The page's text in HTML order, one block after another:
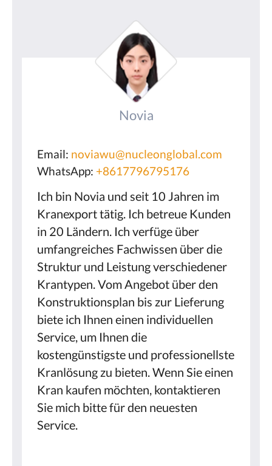
Novia
Email: noviawu@nucleonglobal.com
WhatsApp: +8617796795176
Ich bin Novia und seit 10 Jahren im
Kranexport tätig. Ich betreue Kunden
in 20 Ländern. Ich verfüge über
umfangreiches Fachwissen über die
Struktur und Leistung verschiedener
Krantypen. Vom Angebot über den
Konstruktionsplan bis zur Lieferung
biete ich Ihnen einen individuellen
Service, um Ihnen die
kostengünstigste und professionellste
Kranlösung zu bieten. Wenn Sie einen
Kran kaufen möchten, kontaktieren
Sie mich bitte für den neuesten
Service.